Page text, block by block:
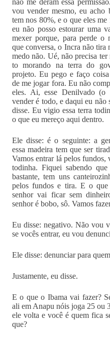
vou vender mesmo, eu
tem nos 80%, e o que eles
eu não posso estourar uma
mexer porque, para perde o
que conversa, o Incra não tira
medo não. Ué, não precisa
to morando na terra do
projeto. Eu pego e faço
de me jogar fora. Eu não
eles. Ai, esse Denilvado (o
vender é todo, e daqui eu não
disse. Eu vigio essa terra
o que eu mereço aqui dentro.
Ele disse: é o seguinte: a
essa madeira tem que ser
Vamos entrar lá pelos fundos,
todinha. Fiquei sabendo
bastante, tem uns
pelos fundos e tira. E o
senhor vai ficar sem
senhor é bobo, sô. Vamos
Eu disse: negativo. Não vou
se vocês entrar, eu vou
Ele disse: denunciar para
Justamente, eu disse.
E o que o Ibama vai fazer?
ali em Anapu nóis joga 25 ou
ele volta e você é quem fica
que?